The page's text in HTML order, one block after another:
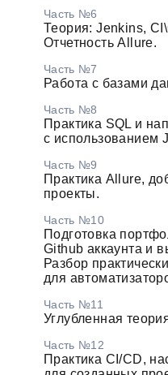
Часть №6
Теория: Jenkins,
Отчетность Allure.
Часть №7
Работа с базами
Часть №8
Практика SQL и
с использованием
Часть №9
Практика Allure,
проекты.
Часть №10
Подготовка
Github аккаунта и
Разбор
для
Часть №11
Углубленная
Часть №12
Практика CI/CD,